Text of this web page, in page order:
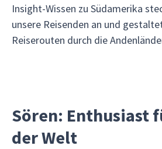
Insight-Wissen zu Südamerika
unsere Reisenden an und
Reiserouten durch die
Sören: Enthusiast
der Welt